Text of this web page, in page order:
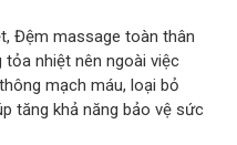
Đệm massage toàn thân
nhiệt nên ngoài việc
mạch máu, loại bỏ
tăng khả năng bảo vệ sức